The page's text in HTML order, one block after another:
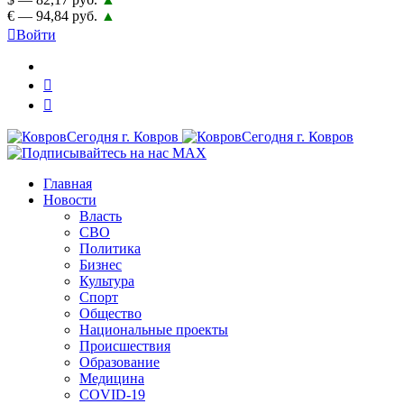
€ — 94,84 руб. ▲
Войти
Главная
Новости
Власть
СВО
Политика
Бизнес
Культура
Спорт
Общество
Национальные проекты
Происшествия
Образование
Медицина
COVID-19